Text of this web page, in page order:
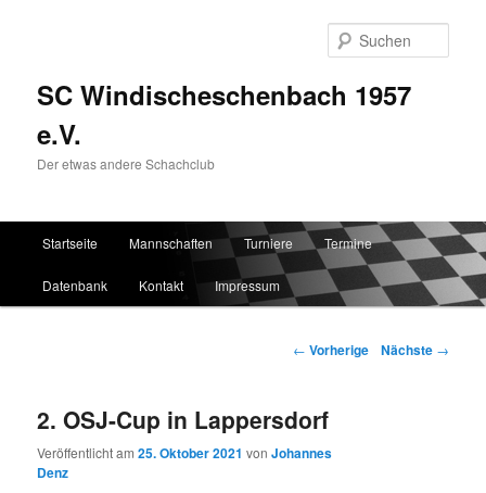
SC Windischeschenbach 1957
e.V.
Der etwas andere Schachclub
Zum Inhalt wechseln
Zum sekundären Inhalt wechseln
Startseite Mannschaften Turniere Termine
Datenbank Kontakt Impressum
Artikelnavigation
← Vorherige Nächste →
2. OSJ-Cup in Lappersdorf
Veröffentlicht am25. Oktober 2021 vonJohannes
Denz